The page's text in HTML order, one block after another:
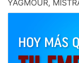
YAGMOUR,